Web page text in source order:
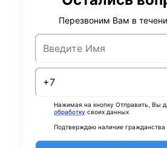
Перезвоним Вам в
Нажимая на кнопку Отправить, Вы
обработку своих данных
Подтверждаю наличие